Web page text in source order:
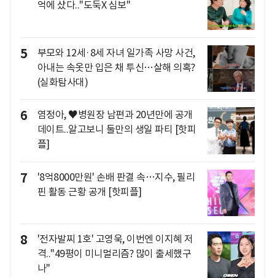
억에 샀다.."도둑X 심보"
5
부모와 12세·8세 자녀 일가족 사망 사건,
아내는 속옷만 입은 채 투신…살해 의혹?
(실화탐사대)
6
염정아, ♥병원장 남편과 20년만에 공개
데이트..알고보니 둘만의 생일 파티 [핫피
플]
7
'8억8000만원' 손배 판결 속…지수, 필리
핀 활동 근황 공개 [핫피플]
8
'전자발찌 1호' 고영욱, 이번엔 이지혜 저
격.."49평이 미니멀리즘? 많이 출세했구
나"